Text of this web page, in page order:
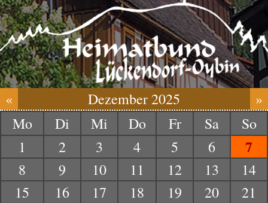
« Dezember 2025
»
Mo
Di Mi Do Fr Sa
So
1
2 3 4 5 6 7
8 9 10 11 12 13
14
15
16 17 18 19 20
21